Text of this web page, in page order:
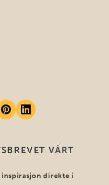
VÅRT
inspirasjon direkte i